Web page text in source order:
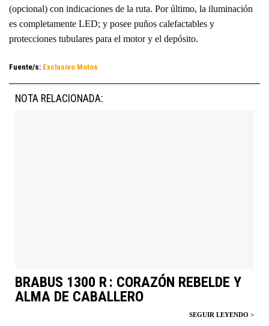
(opcional) con indicaciones de la ruta. Por último, la iluminación
es completamente LED; y posee puños calefactables y
protecciones tubulares para el motor y el depósito.
Fuente/s: Exclusivo Motos
NOTA RELACIONADA:
BRABUS 1300 R : CORAZÓN REBELDE Y
ALMA DE CABALLERO